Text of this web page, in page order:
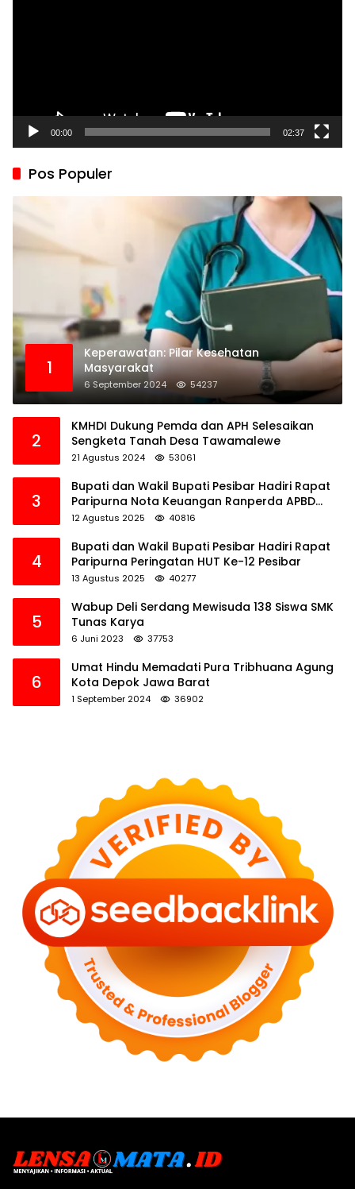
00:00 02:37
Pos Populer
1
Keperawatan: Pilar Kesehatan
Masyarakat
6 September 2024 54237
2
KMHDI Dukung Pemda dan APH Selesaikan
Sengketa Tanah Desa Tawamalewe
21 Agustus 2024 53061
3
Bupati dan Wakil Bupati Pesibar Hadiri Rapat
Paripurna Nota Keuangan Ranperda APBD
Perubahan TA 2025
12 Agustus 2025 40816
4
Bupati dan Wakil Bupati Pesibar Hadiri Rapat
Paripurna Peringatan HUT Ke-12 Pesibar
13 Agustus 2025 40277
5
Wabup Deli Serdang Mewisuda 138 Siswa SMK
Tunas Karya
6 Juni 2023 37753
6
Umat Hindu Memadati Pura Tribhuana Agung
Kota Depok Jawa Barat
1 September 2024 36902